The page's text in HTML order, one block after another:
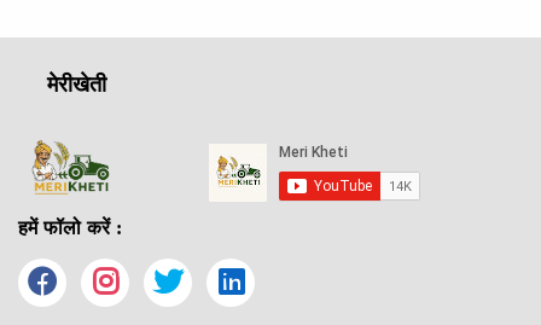
मेरीखेती
हमें फॉलो करें :